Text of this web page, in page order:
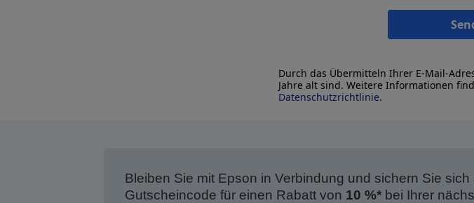
Durch das Übermitteln Ihrer E-Mail-
Jahre alt sind. Weitere Informationen
Datenschutzrichtlinie.
Bleiben Sie mit Epson in Verbindung und sichern Sie sich
Gutscheincode für einen Rabatt von 10 %*bei Ihrer